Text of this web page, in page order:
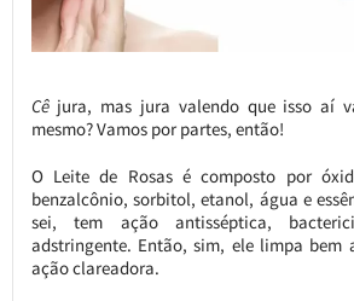
Cêjura, mas jura valendo que isso aí
mesmo? Vamos por partes, então!
O Leite de Rosas é composto por
benzalcônio, sorbitol, etanol, água e
sei, tem ação antisséptica,
adstringente. Então, sim, ele limpa bem
ação clareadora.